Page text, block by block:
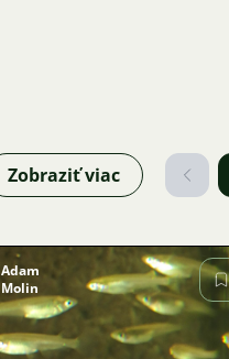
Zobraziť viac
Adam
Molin